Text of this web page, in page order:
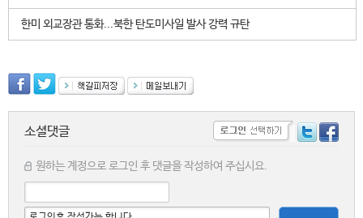
한미 외교장관 통화...북한 탄도미사일 발사 강력 규탄
소셜댓글
원하는 계정으로 로그인 후 댓글을 작성하여 주십시요.